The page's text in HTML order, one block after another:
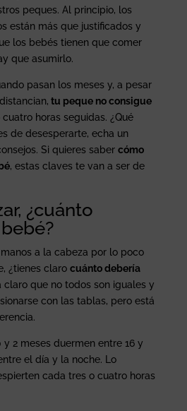
peques. Al principio, los
están más que justificados y
los bebés tienen que comer
que asumirlo.
pasan los meses y, a pesar
tu peque no consigue
horas seguidas. ¿Qué
de desesperarte, echa un
Si quieres saber cómo
, estas claves te van a ser de
¿cuánto
a la cabeza por lo poco
¿tienes claro cuánto debería
claro que no todos son iguales y
con las tablas, pero está
y 2 meses duermen entre 16 y
el día y la noche. Lo
cada tres o cuatro horas